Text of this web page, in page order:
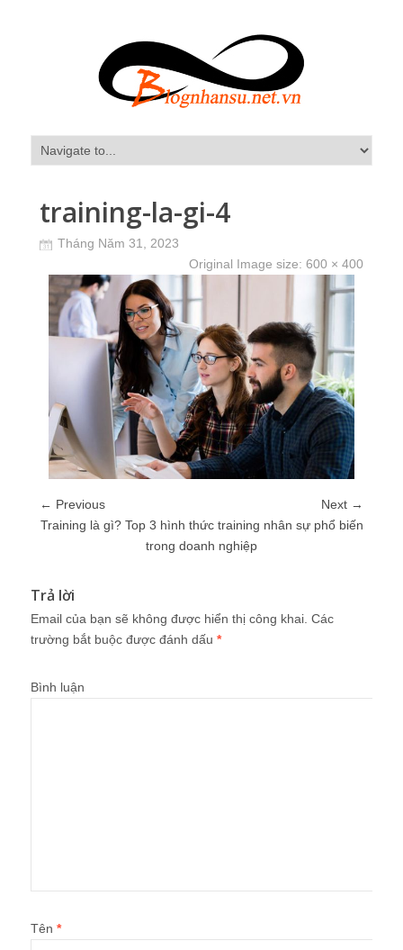
training-la-gi-4
Tháng Năm 31, 2023
Original Image size: 600 × 400
← Previous
Next →
Training là gì? Top 3 hình thức training nhân sự phổ biến
trong doanh nghiệp
Trả lời
Email của bạn sẽ không được hiển thị công khai. Các
trường bắt buộc được đánh dấu *
Bình luận
Tên *